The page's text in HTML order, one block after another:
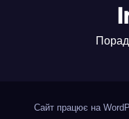
Сайт працює на